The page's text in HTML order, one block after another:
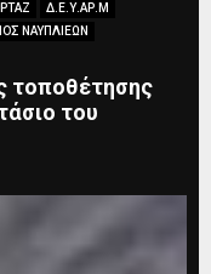
Δ.Ε.Υ.ΑΡ.Μ
ΝΑΥΠΛΙΕΩΝ
τοποθέτησης
του